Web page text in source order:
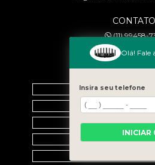
CONTATO
(11) 99458-
Home
Empresa
Galeria
Contato
Olá! Fale
Insira seu telefone
INICIAR